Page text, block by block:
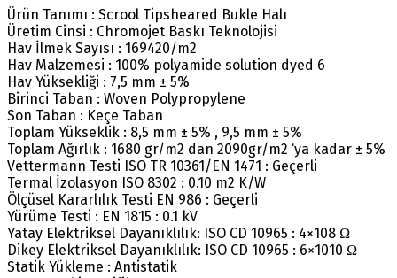
Ürün Tanımı : Scrool Tipsheared Bukle Halı
Üretim Cinsi : Chromojet Baskı Teknolojisi
Hav İlmek Sayısı : 169420/m2
Hav Malzemesi : 100% polyamide solution dyed 6
Hav Yüksekliği : 7,5 mm ± 5%
Birinci Taban : Woven Polypropylene
Son Taban : Keçe Taban
Toplam Yükseklik : 8,5 mm ± 5% , 9,5 mm ± 5%
Toplam Ağırlık : 1680 gr/m2 dan 2090gr/m2 ‘ya kadar ± 5%
Vettermann Testi ISO TR 10361/EN 1471 : Geçerli
Termal İzolasyon ISO 8302 : 0.10 m2 K/W
Ölçüsel Kararlılık Testi EN 986 : Geçerli
Yürüme Testi : EN 1815 : 0.1 kV
Yatay Elektriksel Dayanıklılık: ISO CD 10965 : 4×108 Ω
Dikey Elektriksel Dayanıklılık: ISO CD 10965 : 6×1010 Ω
Statik Yükleme : Antistatik